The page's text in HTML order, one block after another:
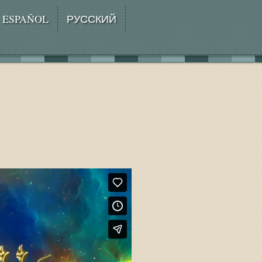
ESPAÑOL РУССКИЙ